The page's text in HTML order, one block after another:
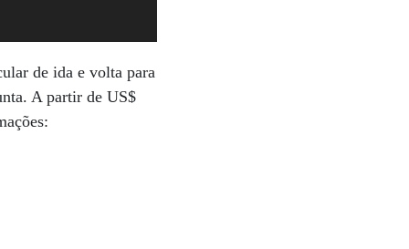
de ida e volta para
A partir de US$